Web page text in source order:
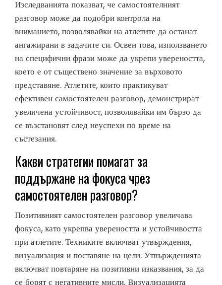
Изследванията показват, че самостоятелният
разговор може да подобри контрола на
вниманието, позволявайки на атлетите да останат
ангажирани в задачите си. Освен това, използването
на специфични фрази може да укрепи увереността,
което е от съществено значение за върховото
представяне. Атлетите, които практикуват
ефективен самостоятелен разговор, демонстрират
увеличена устойчивост, позволявайки им бързо да
се възстановят след неуспехи по време на
състезания.
Какви стратегии помагат за
поддържане на фокуса чрез
самостоятелен разговор?
Позитивният самостоятелен разговор увеличава
фокуса, като укрепва увереността и устойчивостта
при атлетите. Техниките включват утвърждения,
визуализация и поставяне на цели. Утвържденията
включват повтаряне на позитивни изказвания, за да
се борят с негативните мисли. Визуализацията